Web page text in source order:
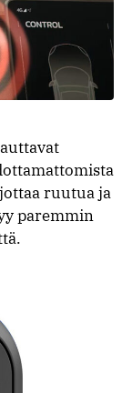
ruutua ja
paremmin